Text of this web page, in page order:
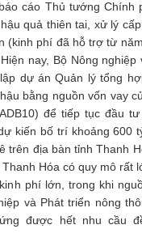
cáo Thủ tướng Chính
quả thiên tai, xử lý
(kinh phí đã hỗ trợ từ
nay, Bộ Nông
dự án Quản lý tổng
bằng nguồn vốn vay
để tiếp tục đầu
kiến bố trí khoảng 600
trên địa bàn tỉnh Thanh
Hóa có quy mô rất
phí lớn, trong khi
và Phát triển nông
được hết nhu cầu